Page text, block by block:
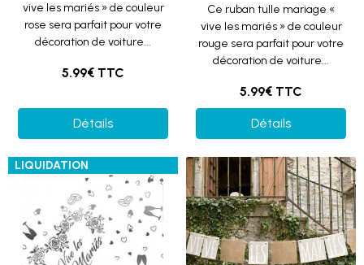
vive les mariés » de couleur
rose sera parfait pour votre
décoration de voiture...
5.99€ TTC
Détails
Ce ruban tulle mariage «
vive les mariés » de couleur
rouge sera parfait pour votre
décoration de voiture...
5.99€ TTC
Détails
LIQUIDATION